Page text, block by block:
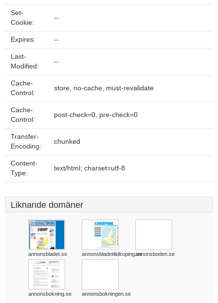
Set-
Cookie:
--
Expires: --
Last-
Modified:
--
Cache-
Control:
store, no-cache, must-revalidate
Cache-
Control:
post-check=0, pre-check=0
Transfer-
Encoding:
chunked
Content-
Type:
text/html; charset=utf-8
Liknande domäner
annonsbladet.se annonsbladetilidkoping.seannonsboden.se
annonsbokning.se annonsbokningen.se